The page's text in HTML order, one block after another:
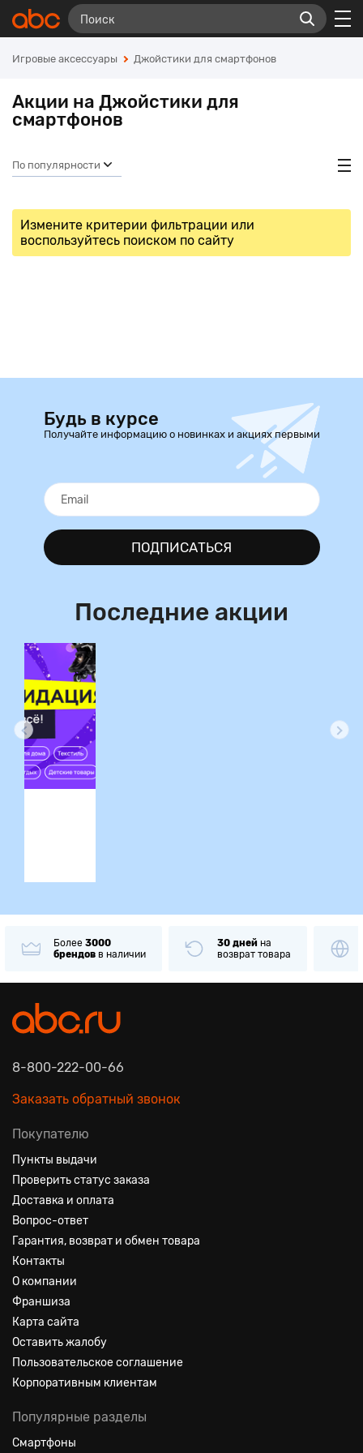
Игровые аксессуары Джойстики для смартфонов
Акции на Джойстики для
смартфонов
По популярности
Измените критерии фильтрации или
воспользуйтесь поиском по сайту
Будь в курсе
Получайте информацию о новинках и акциях первыми
ПОДПИСАТЬСЯ
Последние акции
Более 3000
брендов в наличии
30 дней на
возврат товара
8-800-222-00-66
Заказать обратный звонок
Покупателю
Пункты выдачи
Проверить статус заказа
Доставка и оплата
Вопрос-ответ
Гарантия, возврат и обмен товара
Контакты
О компании
Франшиза
Карта сайта
Оставить жалобу
Пользовательское соглашение
Корпоративным клиентам
Популярные разделы
Смартфоны